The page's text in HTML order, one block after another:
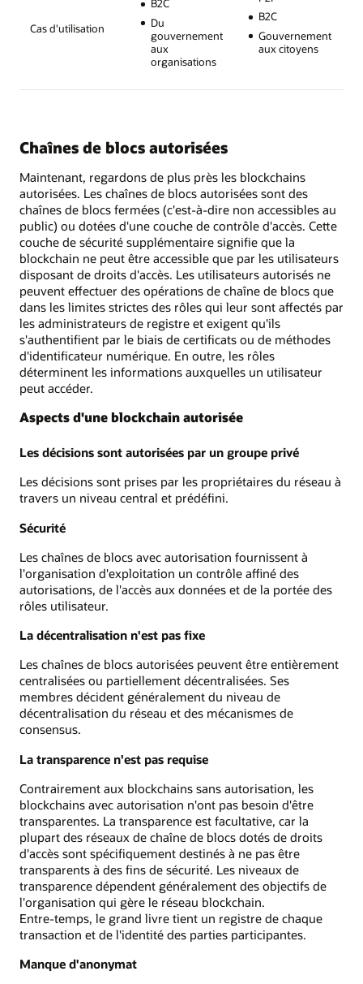
Cas d'utilisation
B2C
Du
gouvernement
aux
organisations
B2C
Gouvernement
aux citoyens
Chaînes de blocs autorisées
Maintenant, regardons de plus près les blockchains
autorisées. Les chaînes de blocs autorisées sont des
chaînes de blocs fermées (c'est-à-dire non accessibles au
public) ou dotées d'une couche de contrôle d'accès. Cette
couche de sécurité supplémentaire signifie que la
blockchain ne peut être accessible que par les utilisateurs
disposant de droits d'accès. Les utilisateurs autorisés ne
peuvent effectuer des opérations de chaîne de blocs que
dans les limites strictes des rôles qui leur sont affectés par
les administrateurs de registre et exigent qu'ils
s'authentifient par le biais de certificats ou de méthodes
d'identificateur numérique. En outre, les rôles
déterminent les informations auxquelles un utilisateur
peut accéder.
Aspects d'une blockchain autorisée
Les décisions sont autorisées par un groupe privé
Les décisions sont prises par les propriétaires du réseau à
travers un niveau central et prédéfini.
Sécurité
Les chaînes de blocs avec autorisation fournissent à
l'organisation d'exploitation un contrôle affiné des
autorisations, de l'accès aux données et de la portée des
rôles utilisateur.
La décentralisation n'est pas fixe
Les chaînes de blocs autorisées peuvent être entièrement
centralisées ou partiellement décentralisées. Ses
membres décident généralement du niveau de
décentralisation du réseau et des mécanismes de
consensus.
La transparence n'est pas requise
Contrairement aux blockchains sans autorisation, les
blockchains avec autorisation n'ont pas besoin d'être
transparentes. La transparence est facultative, car la
plupart des réseaux de chaîne de blocs dotés de droits
d'accès sont spécifiquement destinés à ne pas être
transparents à des fins de sécurité. Les niveaux de
transparence dépendent généralement des objectifs de
l'organisation qui gère le réseau blockchain.
Entre-temps, le grand livre tient un registre de chaque
transaction et de l'identité des parties participantes.
Manque d'anonymat